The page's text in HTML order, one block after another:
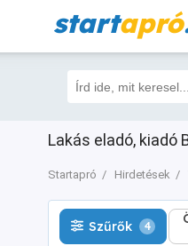
startapró
Lakás eladó, kiadó
Startapró Hirdetések
Szűrők 4
Szűrők 4